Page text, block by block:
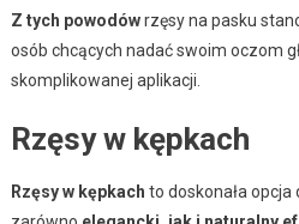
Z tych powodówrzęsy na pasku
osób chcących nadać swoim oczom
skomplikowanej aplikacji.
Rzęsy w kępkach
Rzęsy w kępkach to doskonała